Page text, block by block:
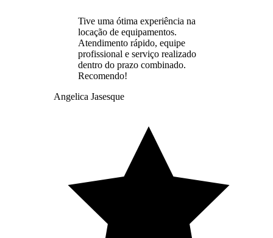
Tive uma ótima experiência na
locação de equipamentos.
Atendimento rápido, equipe
profissional e serviço realizado
dentro do prazo combinado.
Recomendo!
Angelica Jasesque